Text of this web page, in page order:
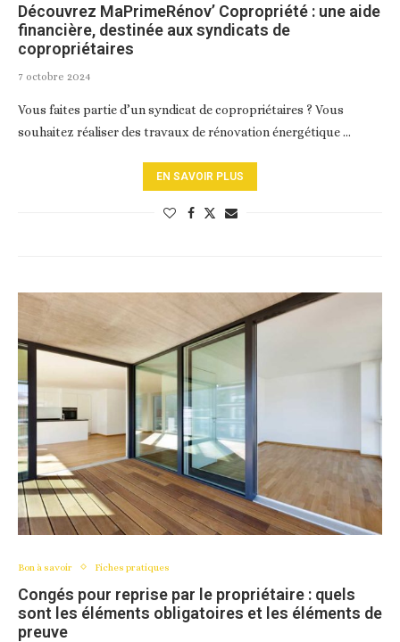
Découvrez MaPrimeRénov’ Copropriété : une aide
financière, destinée aux syndicats de
copropriétaires
7 octobre 2024
Vous faites partie d’un syndicat de copropriétaires ? Vous
souhaitez réaliser des travaux de rénovation énergétique …
EN SAVOIR PLUS
Bon à savoir Fiches pratiques
Congés pour reprise par le propriétaire : quels
sont les éléments obligatoires et les éléments de
preuve